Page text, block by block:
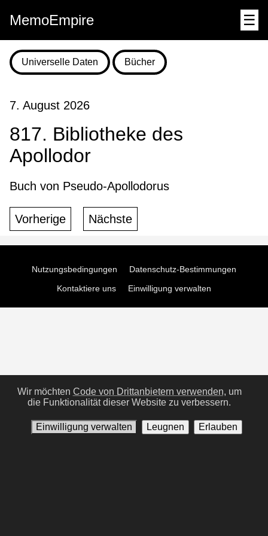
MemoEmpire ☰
Universelle Daten Bücher
7. August 2026
817. Bibliotheke des
Apollodor
Buch von Pseudo-Apollodorus
Vorherige Nächste
Nutzungsbedingungen
Datenschutz-Bestimmungen
Kontaktiere uns
Einwilligung verwalten
Wir möchten Code von Drittanbietern verwenden, um
die Funktionalität dieser Website zu verbessern.
Einwilligung verwalten Leugnen Erlauben